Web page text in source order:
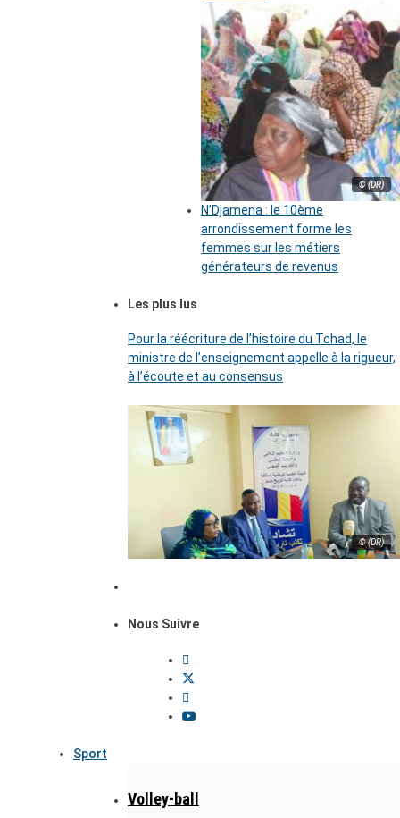
© (DR)
N’Djamena : le 10ème
arrondissement forme les
femmes sur les métiers
générateurs de revenus
Les plus lus
Pour la réécriture de l’histoire du Tchad, le
ministre de l’enseignement appelle à la rigueur,
à l’écoute et au consensus
© (DR)
Nous Suivre
Sport
Volley-ball